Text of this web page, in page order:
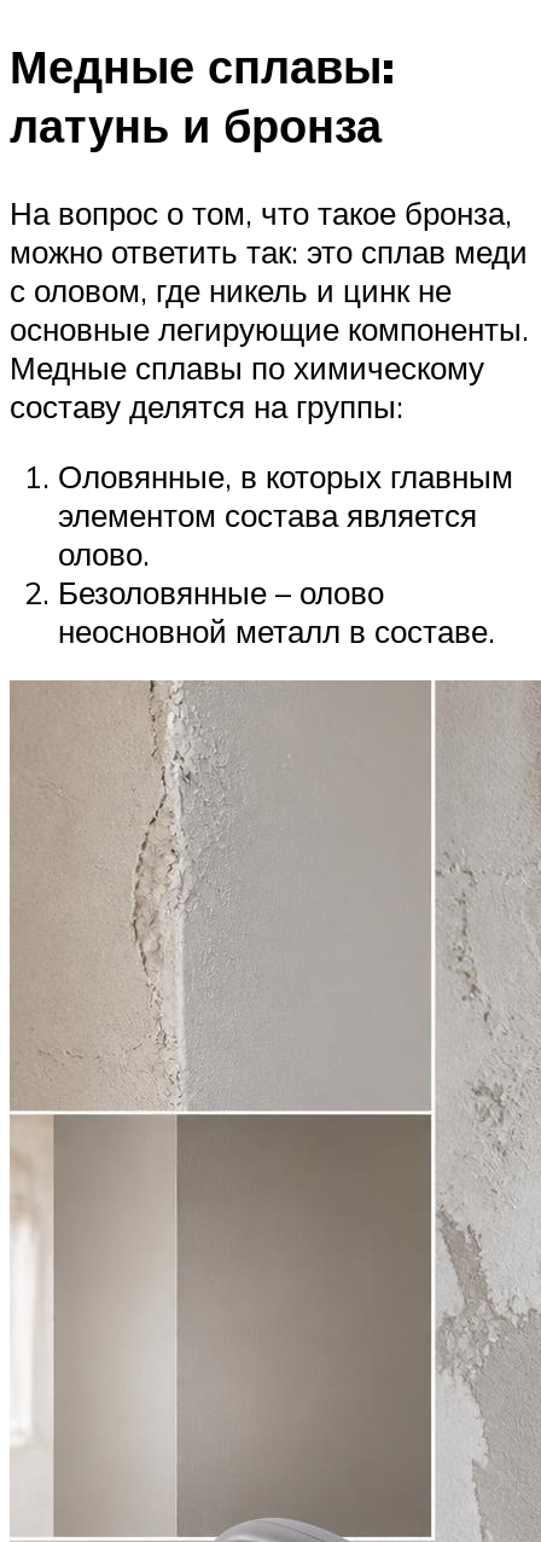
Медные сплавы:
латунь и бронза
На вопрос о том, что такое бронза,
можно ответить так: это сплав меди
с оловом, где никель и цинк не
основные легирующие компоненты.
Медные сплавы по химическому
составу делятся на группы:
Оловянные, в которых главным
элементом состава является
олово.
Безоловянные – олово
неосновной металл в составе.